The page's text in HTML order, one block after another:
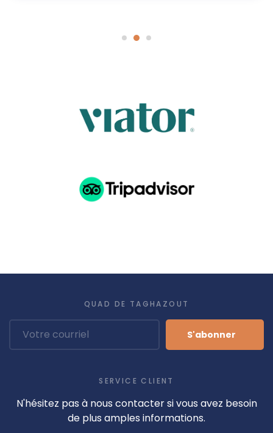
QUAD DE TAGHAZOUT
S'abonner
SERVICE CLIENT
N'hésitez pas à nous contacter si vous avez besoin
de plus amples informations.